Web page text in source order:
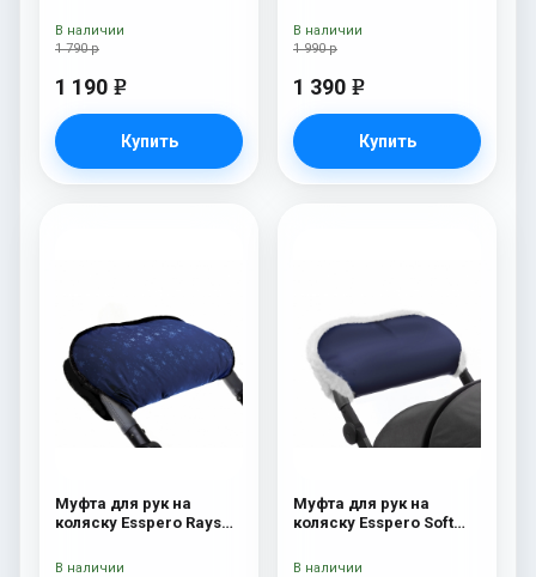
Grey
1 790 р
1 190 e
Купить
В наличии
1 990 р
1 390 e
Купить
В наличии
Муфта для рук на
коляску Esspero Rays
В наличии
Муфта для рук на
коляску Esspero Soft
В наличии